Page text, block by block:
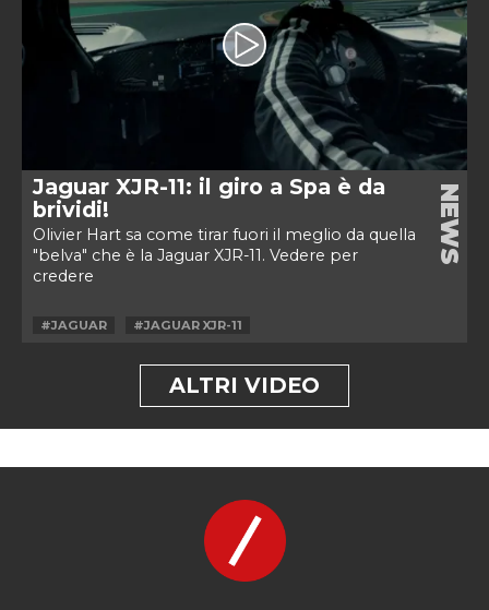
Jaguar XJR-11: il giro a Spa è da
brividi!
Olivier Hart sa come tirar fuori il meglio da quella
"belva" che è la Jaguar XJR-11. Vedere per
credere
NEWS
#JAGUAR #JAGUAR XJR-11
ALTRI VIDEO